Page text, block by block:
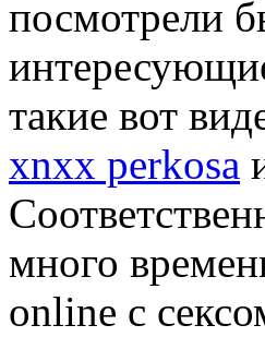
посмотрели
такие вот
xnxx perkosa
много
online с